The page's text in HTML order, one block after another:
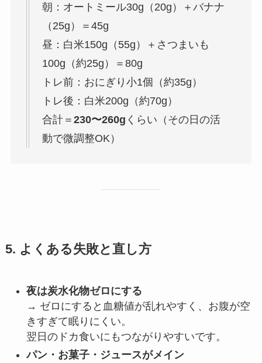
朝：オートミール30g（20g）＋バナナ
（25g）＝45g
昼：白米150g（55g）＋さつまいも
100g（約25g）＝80g
トレ前：おにぎり小1個（約35g）
トレ後：白米200g（約70g）
合計＝ 230〜260g くらい（その日の活
動で微調整OK）
5. よくある失敗と直し方
夜は炭水化物ゼロにする
→ ゼロにすると血糖値が乱れやすく、お腹が空
きすぎて眠りにくい。
翌日のドカ食いにもつながりやすいです。
パン・お菓子・ジュースがメイン